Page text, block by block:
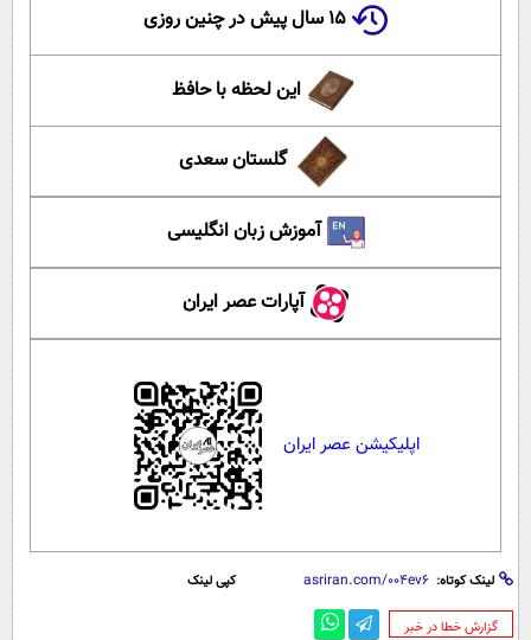
۱۵ سال پیش در چنین روزی
این لحظه با حافظ
گلستان سعدی
آموزش زبان انگلیسی
آپارات عصر ایران
اپلیکیشن عصر ایران
لینک کوتاه: کپی لینک
‌گزارش خطا در خبر